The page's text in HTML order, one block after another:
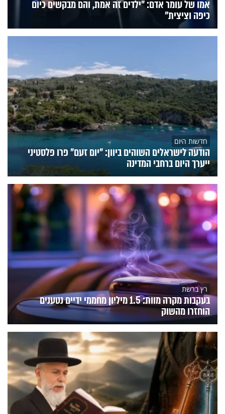
אמו של עומר אדם: "ילדים זה אמת, והם מבקשים כיום
כיפה וציצית"
חדשות היום
הודעה לישראלים השוהים ביוון: "יום זעם" פרו פלסטיני
ייערך היום ברחבי המדינה
רץ ברשת
בעקבות מקרה מוות: 1.5 מיליון מחממי ידיים נטענים
הוחזרו מהשוק